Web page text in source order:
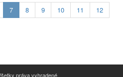
7Aktualna-
stranka
8 9 10 11
12
práva vyhradené